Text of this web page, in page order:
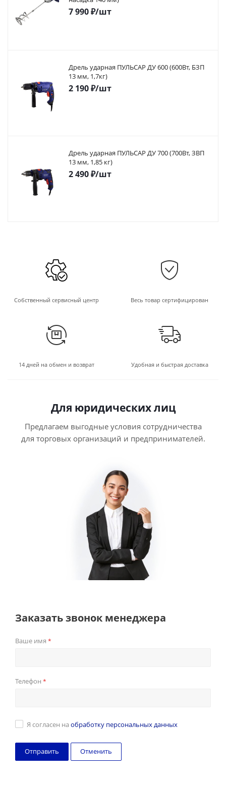
7 990₽/шт
Дрель ударная ПУЛЬСАР ДУ 600 (600Вт, БЗП
13 мм, 1,7кг)
2 190₽/шт
Дрель ударная ПУЛЬСАР ДУ 700 (700Вт, ЗВП
13 мм, 1,85 кг)
2 490₽/шт
Собственный сервисный центр Весь товар сертифицирован
14 дней на обмен и возврат Удобная и быстрая доставка
Для юридических лиц
Предлагаем выгодные условия сотрудничества
для торговых организаций и предпринимателей.
Заказать звонок менеджера
Ваше имя *
Телефон *
Я согласен на обработку персональных данных
Отменить